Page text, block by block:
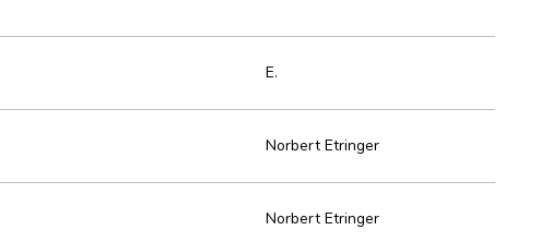
E.
Norbert Etringer
Norbert Etringer